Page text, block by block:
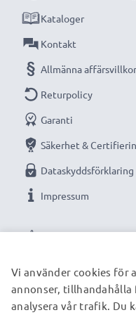
Anslutning 1: 30 Pin
Anslutning 2: USB A
Version: USB 2.0
1m lång sladd
Optimerad för bland
3GS / 4 / 4S
★3 års garanti
VÅRA
Kataloger
Kontakt
Allmänna affärsvillkor
Returpolicy
Garanti
Säkerhet &
Dataskyddsförklaring
Impressum
VÅRA
Vi använder cookies för
annonser,
analysera vår trafik. Du